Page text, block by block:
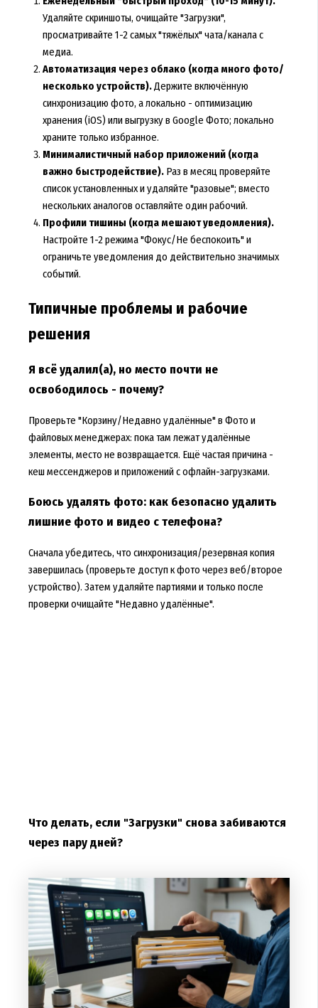
Удаляйте скриншоты, очищайте "Загрузки",
просматривайте 1-2 самых "тяжёлых" чата/канала с
медиа.
Автоматизация через облако (когда много фото/
несколько устройств).Держите включённую
синхронизацию фото, а локально - оптимизацию
хранения (iOS) или выгрузку в Google Фото; локально
храните только избранное.
Минималистичный набор приложений (когда
важно быстродействие).Раз в месяц проверяйте
список установленных и удаляйте "разовые"; вместо
нескольких аналогов оставляйте один рабочий.
Профили тишины (когда мешают уведомления).
Настройте 1-2 режима "Фокус/Не беспокоить" и
ограничьте уведомления до действительно значимых
событий.
Типичные проблемы и рабочие
решения
Я всё удалил(а), но место почти не
освободилось - почему?
Проверьте "Корзину/Недавно удалённые" в Фото и
файловых менеджерах: пока там лежат удалённые
элементы, место не возвращается. Ещё частая причина -
кеш мессенджеров и приложений с офлайн-загрузками.
Боюсь удалять фото: как безопасно удалить
лишние фото и видео с телефона?
Сначала убедитесь, что синхронизация/резервная копия
завершилась (проверьте доступ к фото через веб/второе
устройство). Затем удаляйте партиями и только после
проверки очищайте "Недавно удалённые".
Что делать, если "Загрузки" снова забиваются
через пару дней?